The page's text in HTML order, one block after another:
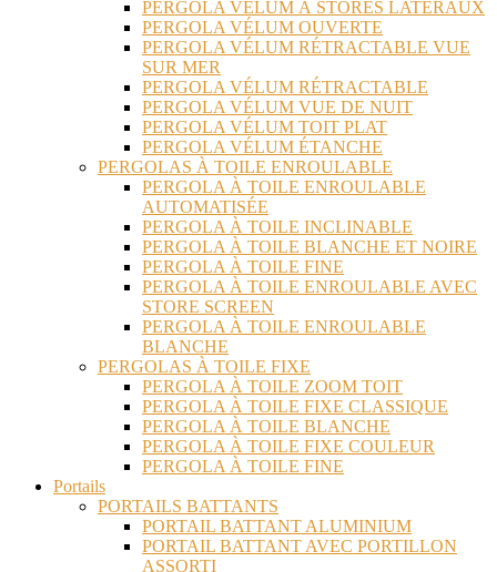
PERGOLA VÉLUM À STORES LATÉRAUX
PERGOLA VÉLUM OUVERTE
PERGOLA VÉLUM RÉTRACTABLE VUE
SUR MER
PERGOLA VÉLUM RÉTRACTABLE
PERGOLA VÉLUM VUE DE NUIT
PERGOLA VÉLUM TOIT PLAT
PERGOLA VÉLUM ÉTANCHE
PERGOLAS À TOILE ENROULABLE
PERGOLA À TOILE ENROULABLE
AUTOMATISÉE
PERGOLA À TOILE INCLINABLE
PERGOLA À TOILE BLANCHE ET NOIRE
PERGOLA À TOILE FINE
PERGOLA À TOILE ENROULABLE AVEC
STORE SCREEN
PERGOLA À TOILE ENROULABLE
BLANCHE
PERGOLAS À TOILE FIXE
PERGOLA À TOILE ZOOM TOIT
PERGOLA À TOILE FIXE CLASSIQUE
PERGOLA À TOILE BLANCHE
PERGOLA À TOILE FIXE COULEUR
PERGOLA À TOILE FINE
Portails
PORTAILS BATTANTS
PORTAIL BATTANT ALUMINIUM
PORTAIL BATTANT AVEC PORTILLON
ASSORTI